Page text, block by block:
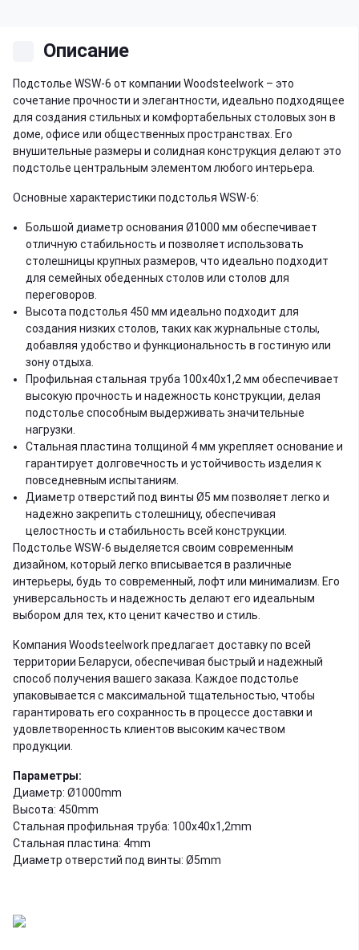
Описание
Подстолье WSW-6 от компании Woodsteelwork – это
сочетание прочности и элегантности, идеально подходящее
для создания стильных и комфортабельных столовых зон в
доме, офисе или общественных пространствах. Его
внушительные размеры и солидная конструкция делают это
подстолье центральным элементом любого интерьера.
Основные характеристики подстолья WSW-6:
Большой диаметр основания Ø1000 мм обеспечивает
отличную стабильность и позволяет использовать
столешницы крупных размеров, что идеально подходит
для семейных обеденных столов или столов для
переговоров.
Высота подстолья 450 мм идеально подходит для
создания низких столов, таких как журнальные столы,
добавляя удобство и функциональность в гостиную или
зону отдыха.
Профильная стальная труба 100x40x1,2 мм обеспечивает
высокую прочность и надежность конструкции, делая
подстолье способным выдерживать значительные
нагрузки.
Стальная пластина толщиной 4 мм укрепляет основание и
гарантирует долговечность и устойчивость изделия к
повседневным испытаниям.
Диаметр отверстий под винты Ø5 мм позволяет легко и
надежно закрепить столешницу, обеспечивая
целостность и стабильность всей конструкции.
Подстолье WSW-6 выделяется своим современным
дизайном, который легко вписывается в различные
интерьеры, будь то современный, лофт или минимализм. Его
универсальность и надежность делают его идеальным
выбором для тех, кто ценит качество и стиль.
Компания Woodsteelwork предлагает доставку по всей
территории Беларуси, обеспечивая быстрый и надежный
способ получения вашего заказа. Каждое подстолье
упаковывается с максимальной тщательностью, чтобы
гарантировать его сохранность в процессе доставки и
удовлетворенность клиентов высоким качеством
продукции.
Параметры:
Диаметр: Ø1000mm
Высота: 450mm
Стальная профильная труба: 100x40x1,2mm
Стальная пластина: 4mm
Диаметр отверстий под винты: Ø5mm